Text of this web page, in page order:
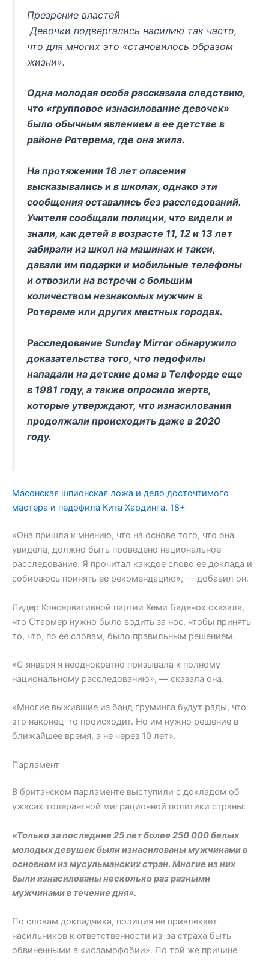
Презрение властей
Девочки подвергались насилию так часто,
что для многих это «становилось образом
жизни».
Одна молодая особа рассказала следствию,
что «групповое изнасилование девочек»
было обычным явлением в ее детстве в
районе Ротерема, где она жила.
На протяжении 16 лет опасения
высказывались и в школах, однако эти
сообщения оставались без расследований.
Учителя сообщали полиции, что видели и
знали, как детей в возрасте 11, 12 и 13 лет
забирали из школ на машинах и такси,
давали им подарки и мобильные телефоны
и отвозили на встречи с большим
количеством незнакомых мужчин в
Ротереме или других местных городах.
Расследование Sunday Mirror обнаружило
доказательства того, что педофилы
нападали на детские дома в Телфорде еще
в 1981 году, а также опросило жертв,
которые утверждают, что изнасилования
продолжали происходить даже в 2020
году.
Масонская шпионская ложа и дело досточтимого
мастера и педофила Кита Хардинга. 18+
«Она пришла к мнению, что на основе того, что она
увидела, должно быть проведено национальное
расследование. Я прочитал каждое слово ее доклада и
собираюсь принять ее рекомендацию», — добавил он.
Лидер Консервативной партии Кеми Баденох сказала,
что Стармер нужно было водить за нос, чтобы принять
то, что, по ее словам, было правильным решением.
«С января я неоднократно призывала к полному
национальному расследованию», — сказала она.
«Многие выжившие из банд груминга будут рады, что
это наконец-то происходит. Но им нужно решение в
ближайшее время, а не через 10 лет».
Парламент
В британском парламенте выступили с докладом об
ужасах толерантной миграционной политики страны:
«Только за последние 25 лет более 250 000 белых
молодых девушек были изнасилованы мужчинами в
основном из мусульманских стран. Многие из них
были изнасилованы несколько раз разными
мужчинами в течение дня».
По словам докладчика, полиция не привлекает
насильников к ответственности из-за страха быть
обвиненными в «исламофобии». По той же причине